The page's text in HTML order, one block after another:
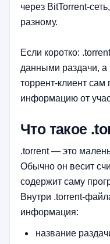
через BitTorrent-
разному.
Если коротко:
данными раздачи,
торрент-клиент сам
информацию от
Что такое
.torrent — это
Обычно он весит
содержит саму
Внутри .torrent-
информация:
название